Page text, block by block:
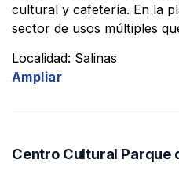
cultural y cafetería. En la
sector de usos múltiples
Localidad: Salinas
Ampliar
Centro Cultural Parque